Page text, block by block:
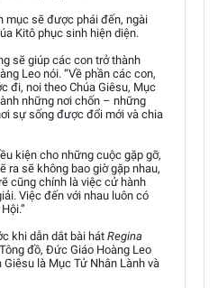
mục sẽ được phái đến, ngài
Kitô phục sinh hiện diện.
sẽ giúp các con trở thành
Leo nói. “Về phần các con,
đi, noi theo Chúa Giêsu, Mục
những nơi chốn – những
sự sống được đổi mới và chia
kiện cho những cuộc gặp gỡ,
ra sẽ không bao giờ gặp nhau,
cũng chính là việc cử hành
Việc đến với nhau luôn có
khi dẫn dắt bài hát Regina
đồ, Đức Giáo Hoàng Leo
là Mục Tử Nhân Lành và